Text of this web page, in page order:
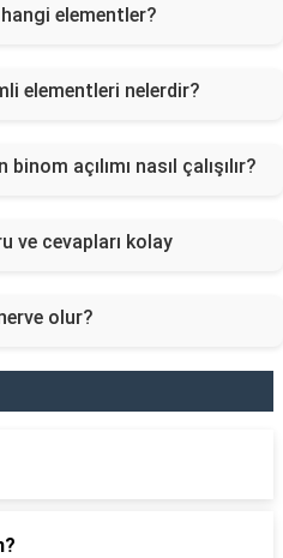
elementler?
elementleri nelerdir?
açılımı nasıl çalışılır?
ve cevapları kolay
olur?